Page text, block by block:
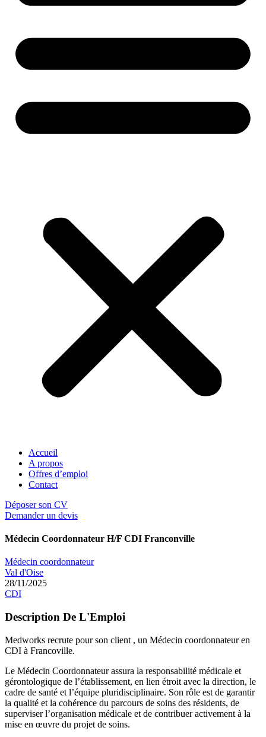
Accueil
A propos
Offres d’emploi
Contact
Déposer son CV
Demander un devis
Médecin Coordonnateur H/F CDI Franconville
Médecin coordonnateur
Val d'Oise
28/11/2025
CDI
Description De L'Emploi
Medworks recrute pour son client , un Médecin coordonnateur en
CDI à Francoville.
Le Médecin Coordonnateur assura la responsabilité médicale et
gérontologique de l’établissement, en lien étroit avec la direction, le
cadre de santé et l’équipe pluridisciplinaire. Son rôle est de garantir
la qualité et la cohérence du parcours de soins des résidents, de
superviser l’organisation médicale et de contribuer activement à la
mise en œuvre du projet de soins.